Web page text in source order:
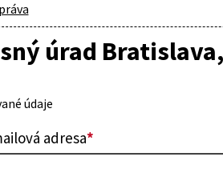
úrad
údaje
adresa*